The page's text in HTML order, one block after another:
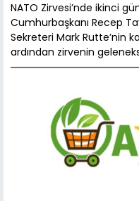
NATO Zirvesi’nde ikinci
Cumhurbaşkanı Recep
Sekreteri Mark Rutte’nin
ardından zirvenin